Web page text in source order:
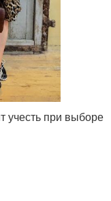
учесть при выборе